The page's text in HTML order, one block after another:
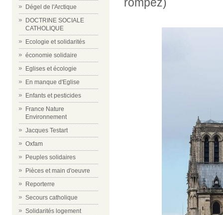
Dégel de l'Arctique
DOCTRINE SOCIALE
CATHOLIQUE
Ecologie et solidarités
économie solidaire
Eglises et écologie
En manque d'Eglise
Enfants et pesticides
France Nature
Environnement
Jacques Testart
Oxfam
Peuples solidaires
Pièces et main d'oeuvre
Reporterre
Secours catholique
Solidarités logement